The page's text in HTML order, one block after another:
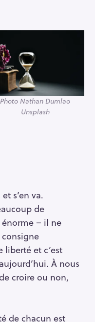
Photo Nathan Dumlao
Unsplash
s’en va.
de
– il ne
et c’est
À nous
croire ou non,
de chacun est